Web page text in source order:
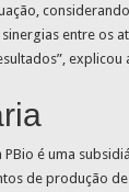
entre os
explicou
PBio é uma
de produção